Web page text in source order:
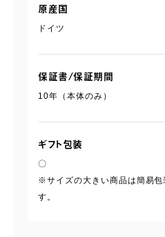
原産国
ドイツ
保証書/保証期間
10年（本体のみ）
ギフト包装
〇
※サイズの大きい商品は簡易包
す。